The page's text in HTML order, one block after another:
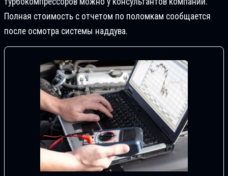
Полная стоимость с отчетом по поломкам сообщается
после осмотра системы наддува.